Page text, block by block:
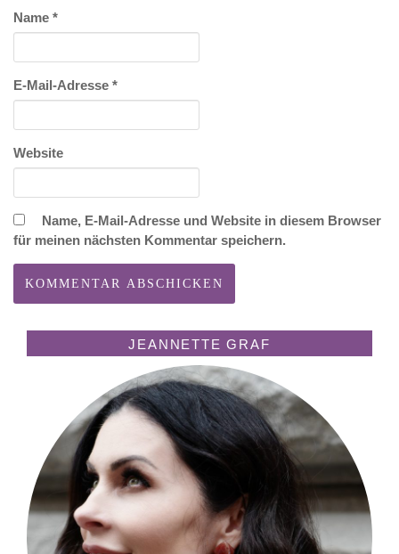
Name *
E-Mail-Adresse *
Website
Name, E-Mail-Adresse und Website in diesem Browser
für meinen nächsten Kommentar speichern.
JEANNETTE GRAF